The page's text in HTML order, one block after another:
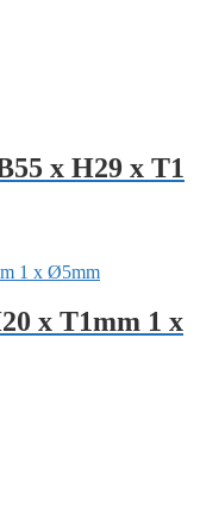
x H29 x T1
x T1mm 1 x